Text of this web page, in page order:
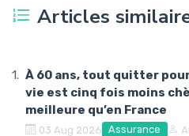
Articles
À 60 ans, tout quitter
vie est cinq fois moins
meilleure qu’en France
03 Aug 2026 Assurance